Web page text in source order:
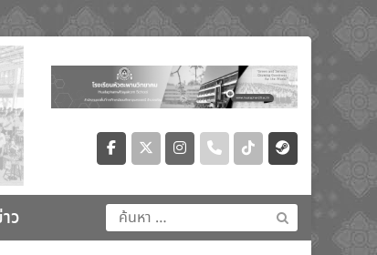
ว